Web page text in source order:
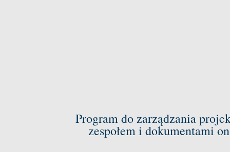
Program do zarządzania
zespołem i dokumentami